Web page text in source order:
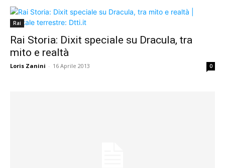
Rai
Rai Storia: Dixit speciale su Dracula, tra
mito e realtà
Loris Zanini - 16 Aprile 2013 0